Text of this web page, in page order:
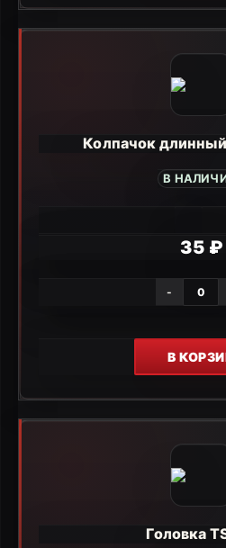
Колпачок длинный
В
35 ₽
-
В
Головка